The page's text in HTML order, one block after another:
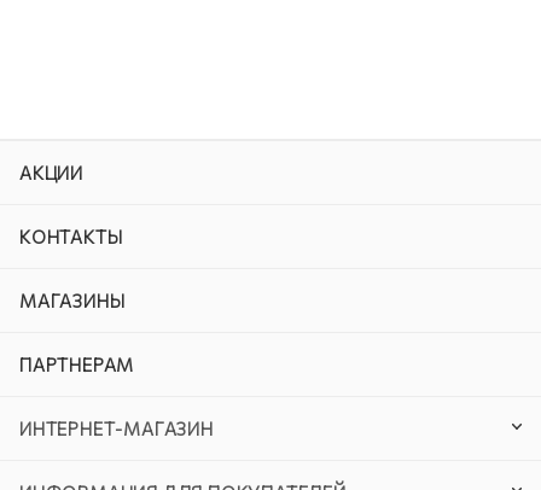
АКЦИИ
КОНТАКТЫ
МАГАЗИНЫ
ПАРТНЕРАМ
ИНТЕРНЕТ-МАГАЗИН